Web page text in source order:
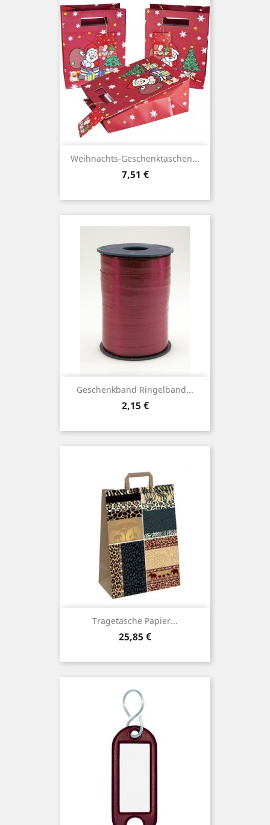
Weihnachts-Geschenktaschen...
Preis
7,51 €
Geschenkband Ringelband...
Preis
2,15 €
Tragetasche Papier...
Preis
25,85 €